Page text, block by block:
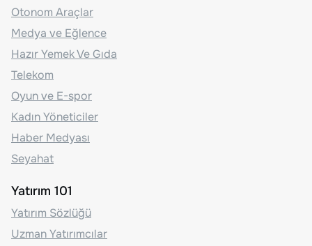
Otonom Araçlar
Medya ve Eğlence
Hazır Yemek Ve Gıda
Telekom
Oyun ve E-spor
Kadın Yöneticiler
Haber Medyası
Seyahat
Yatırım 101
Yatırım Sözlüğü
Uzman Yatırımcılar